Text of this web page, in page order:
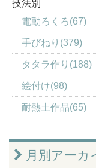
技法別
電動ろくろ(67)
手びねり(379)
タタラ作り(188)
絵付け(98)
耐熱土作品(65)
月別アーカ